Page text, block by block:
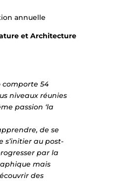
annuelle
et Architecture
comporte 54
niveaux réunies
passion ‘la
de se
s’initier au post-
par la
mais
des